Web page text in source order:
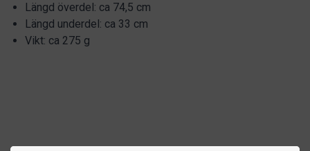
Längd överdel: ca 74,5 cm
Längd underdel: ca 33 cm
Vikt: ca 275 g